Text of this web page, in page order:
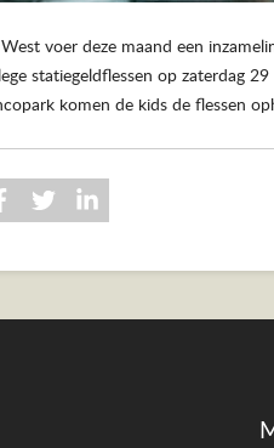
voer deze maand een
statiegeldflessen op zaterdag
komen de kids de flessen